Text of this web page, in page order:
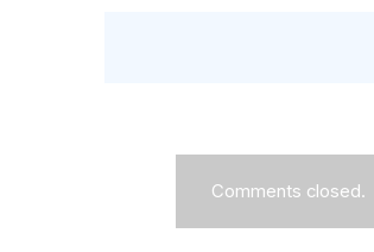
Comments closed.